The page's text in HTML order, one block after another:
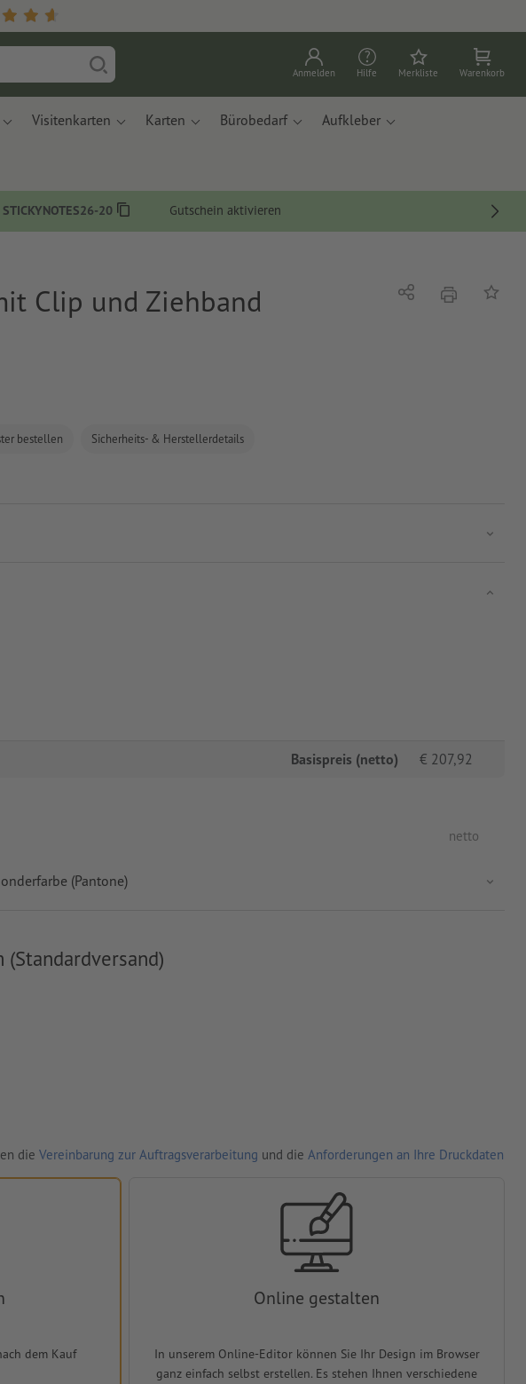
Anmelden Hilfe Merkliste Warenkorb
Visitenkarten Karten Bürobedarf Aufkleber
STICKYNOTES26-20 Gutschein aktivieren
Clip und Ziehband
bestellen Sicherheits- & Herstellerdetails
Teilen DruckenAuf
Basispreis (netto) € 207,92
netto
(Pantone)
die Vereinbarung zur Auftragsverarbeitung und die Anforderungen an Ihre Druckdaten
dem Kauf
Online gestalten
In unserem Online-Editor können Sie Ihr Design im Browser
ganz einfach selbst erstellen. Es stehen Ihnen verschiedene